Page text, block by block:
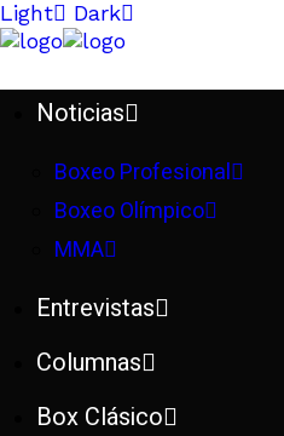
Light Dark
Noticias
Boxeo Profesional
Boxeo Olímpico
MMA
Entrevistas
Columnas
Box Clásico